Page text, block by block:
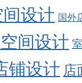
设计 国外
间设计
铺设计 店